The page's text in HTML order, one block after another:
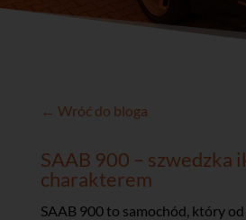
← Wróć do bloga
SAAB 900 – szwedzka
charakterem
SAAB 900 to samochód, który